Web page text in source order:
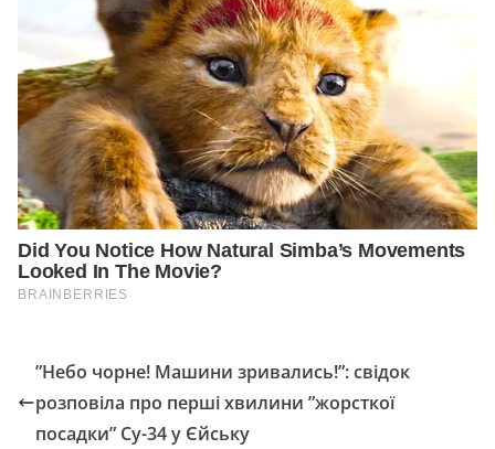
”Небо чорне! Машини зривались!”: свідок
розповіла про перші хвилини ”жорсткої
посадки” Су-34 у Єйську